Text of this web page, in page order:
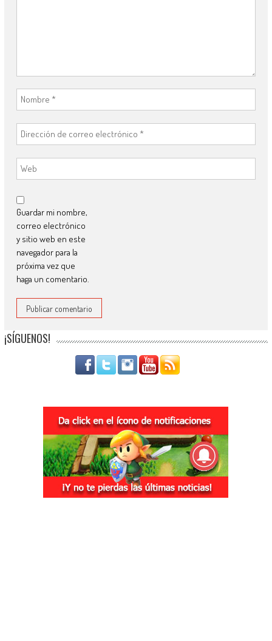
Guardar mi nombre,
correo electrónico
y sitio web en este
navegador para la
próxima vez que
haga un comentario.
¡SÍGUENOS!